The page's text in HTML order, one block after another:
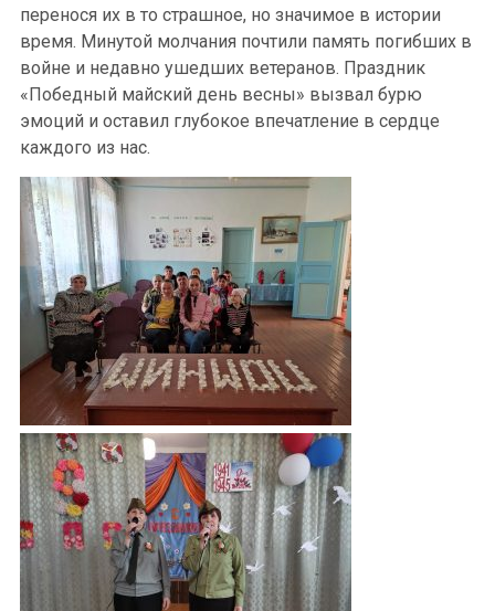
перенося их в то страшное, но значимое в истории
время. Минутой молчания почтили память погибших в
войне и недавно ушедших ветеранов. Праздник
«Победный майский день весны» вызвал бурю
эмоций и оставил глубокое впечатление в сердце
каждого из нас.